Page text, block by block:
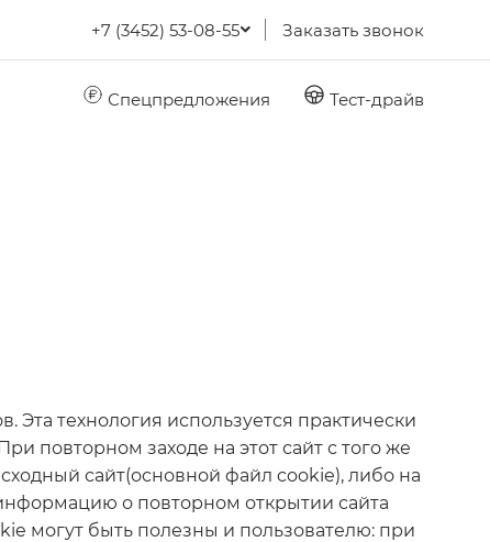
+7 (3452) 53-08-55 Заказать звонок
Спецпредложения Тест-драйв
технология используется практически
повторном заходе на этот сайт с того же
сайт(основной файл cookie), либо на
о повторном открытии сайта
могут быть полезны и пользователю: при